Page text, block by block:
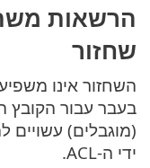
הרשאות
שחזור
השחזור אינו
בעבר עבור הקובץ
(מוגבלים)
ידי ה-ACL.